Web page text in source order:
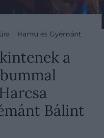
Hamu és Gyémánt
a
Bálint